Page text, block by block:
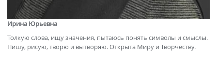
Ирина Юрьевна
Толкую слова, ищу значения, пытаюсь понять символы и смыслы.
Пишу, рисую, творю и вытворяю. Открыта Миру и Творчеству.